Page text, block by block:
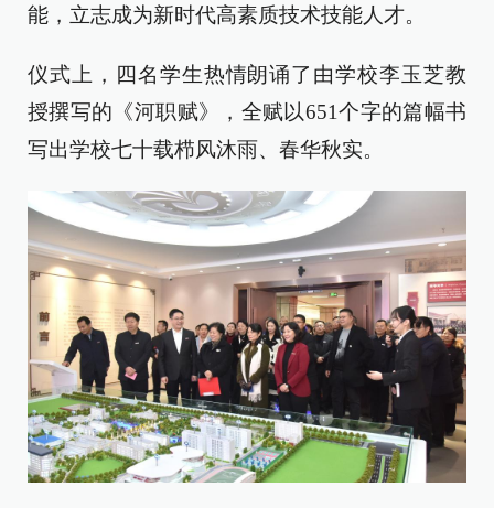
能，立志成为新时代高素质技术技能人才。
仪式上，四名学生热情朗诵了由学校李玉芝教
授撰写的《河职赋》，全赋以651个字的篇幅书
写出学校七十载栉风沐雨、春华秋实。